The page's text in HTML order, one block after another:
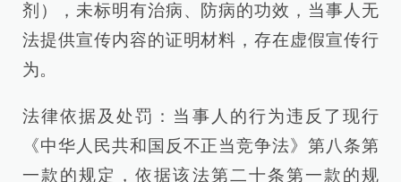
剂），未标明有治病、防病的功效，当事人无
法提供宣传内容的证明材料，存在虚假宣传行
为。
法律依据及处罚：当事人的行为违反了现行
《中华人民共和国反不正当竞争法》第八条第
一款的规定，依据该法第二十条第一款的规